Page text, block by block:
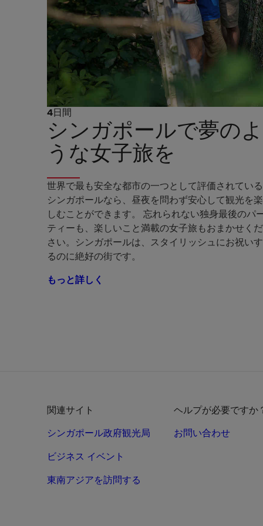
シンガポールで夢のよ
うな女子旅を
4日間
世界で最も安全な都市の一つとして評価されている
シンガポールなら、昼夜を問わず安心して観光を楽
しむことができます。 忘れられない独身最後のパ
ティーも、楽しいこと満載の女子旅もおまかせくだ
さい。シンガポールは、スタイリッシュにお祝いす
るのに絶好の街です。
もっと詳しく
関連サイト
シンガポール政府観光局
ビジネス イベント
東南アジアを訪問する
ヘルプが必要ですか
お問い合わせ